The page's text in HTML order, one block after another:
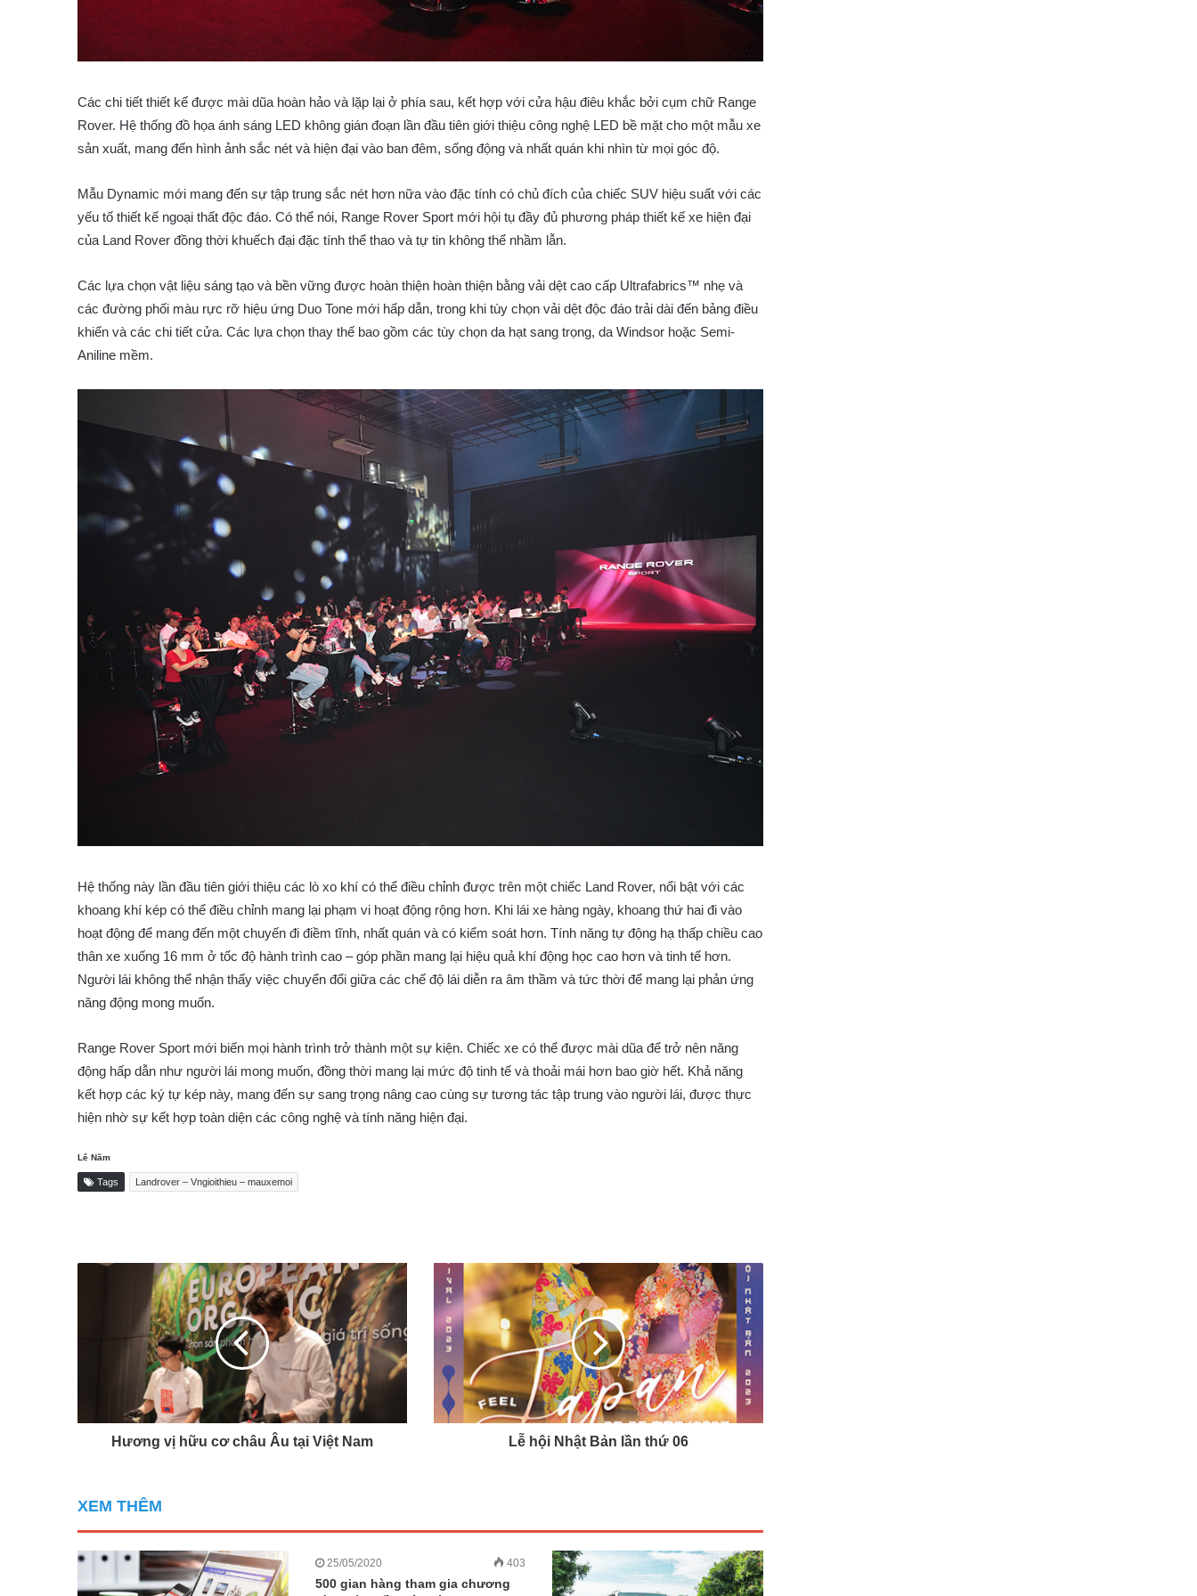
Các chi tiết thiết kế được mài dũa hoàn hảo và lặp lại ở phía sau, kết hợp với cửa hậu điêu khắc bởi cụm chữ Range
Rover. Hệ thống đồ họa ánh sáng LED không gián đoạn lần đầu tiên giới thiệu công nghệ LED bề mặt cho một mẫu xe
sản xuất, mang đến hình ảnh sắc nét và hiện đại vào ban đêm, sống động và nhất quán khi nhìn từ mọi góc độ.
Mẫu Dynamic mới mang đến sự tập trung sắc nét hơn nữa vào đặc tính có chủ đích của chiếc SUV hiệu suất với các
yếu tố thiết kế ngoại thất độc đáo. Có thể nói, Range Rover Sport mới hội tụ đầy đủ phương pháp thiết kế xe hiện đại
của Land Rover đồng thời khuếch đại đặc tính thể thao và tự tin không thể nhầm lẫn.
Các lựa chọn vật liệu sáng tạo và bền vững được hoàn thiện hoàn thiện bằng vải dệt cao cấp Ultrafabrics™ nhẹ và
các đường phối màu rực rỡ hiệu ứng Duo Tone mới hấp dẫn, trong khi tùy chọn vải dệt độc đáo trải dài đến bảng điều
khiển và các chi tiết cửa. Các lựa chọn thay thế bao gồm các tùy chọn da hạt sang trọng, da Windsor hoặc Semi-
Aniline mềm.
Hệ thống này lần đầu tiên giới thiệu các lò xo khí có thể điều chỉnh được trên một chiếc Land Rover, nổi bật với các
khoang khí kép có thể điều chỉnh mang lại phạm vi hoạt động rộng hơn. Khi lái xe hàng ngày, khoang thứ hai đi vào
hoạt động để mang đến một chuyến đi điềm tĩnh, nhất quán và có kiểm soát hơn. Tính năng tự động hạ thấp chiều cao
thân xe xuống 16 mm ở tốc độ hành trình cao – góp phần mang lại hiệu quả khí động học cao hơn và tinh tế hơn.
Người lái không thể nhận thấy việc chuyển đổi giữa các chế độ lái diễn ra âm thầm và tức thời để mang lại phản ứng
năng động mong muốn.
Range Rover Sport mới biến mọi hành trình trở thành một sự kiện. Chiếc xe có thể được mài dũa để trở nên năng
động hấp dẫn như người lái mong muốn, đồng thời mang lại mức độ tinh tế và thoải mái hơn bao giờ hết. Khả năng
kết hợp các ký tự kép này, mang đến sự sang trọng nâng cao cùng sự tương tác tập trung vào người lái, được thực
hiện nhờ sự kết hợp toàn diện các công nghệ và tính năng hiện đại.
Lê Năm
Tags Landrover – Vngioithieu – mauxemoi
Hương vị hữu cơ châu Âu tại Việt Nam Lễ hội Nhật Bản lần thứ 06
XEM THÊM
25/05/2020 403
500 gian hàng tham gia chương